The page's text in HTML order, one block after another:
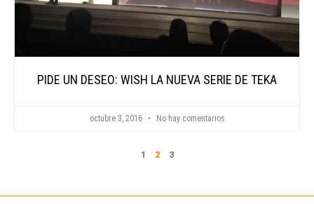
PIDE UN DESEO: WISH LA NUEVA SERIE DE TEKA
octubre 3, 2016 No hay comentarios
1 2 3